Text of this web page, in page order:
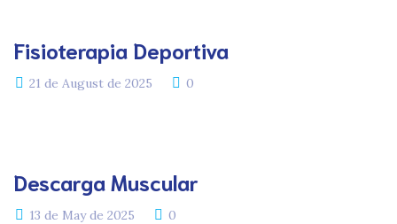
Fisioterapia Deportiva
21 de August de 2025 0
Descarga Muscular
13 de May de 2025 0